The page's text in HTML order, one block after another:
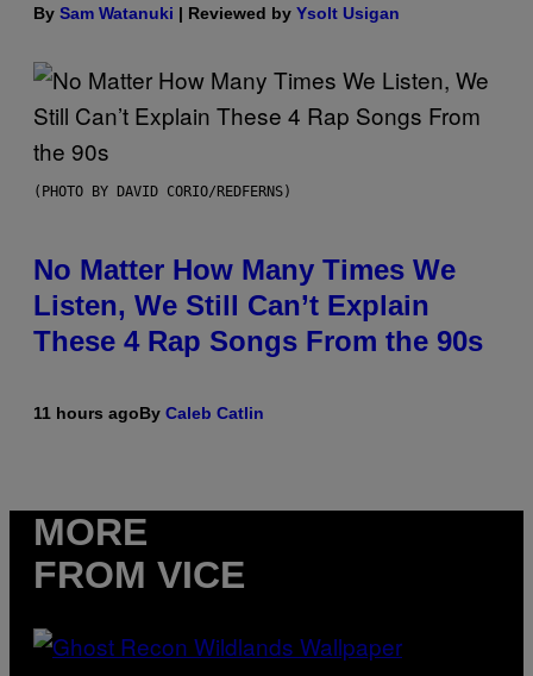
By Sam Watanuki | Reviewed by Ysolt Usigan
(PHOTO BY DAVID CORIO/REDFERNS)
No Matter How Many Times We
Listen, We Still Can’t Explain
These 4 Rap Songs From the 90s
11 hours agoBy Caleb Catlin
MORE
FROM VICE